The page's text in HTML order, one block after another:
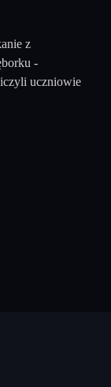
z
-
uczniowie